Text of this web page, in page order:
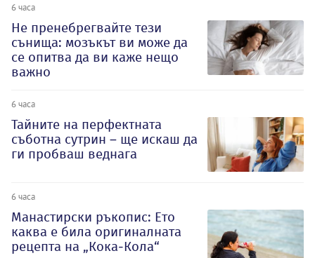
6 часа
Не пренебрегвайте тези
сънища: мозъкът ви може да
се опитва да ви каже нещо
важно
6 часа
Тайните на перфектната
съботна сутрин – ще искаш да
ги пробваш веднага
6 часа
Манастирски ръкопис: Ето
каква е била оригиналната
рецепта на „Кока-Кола“